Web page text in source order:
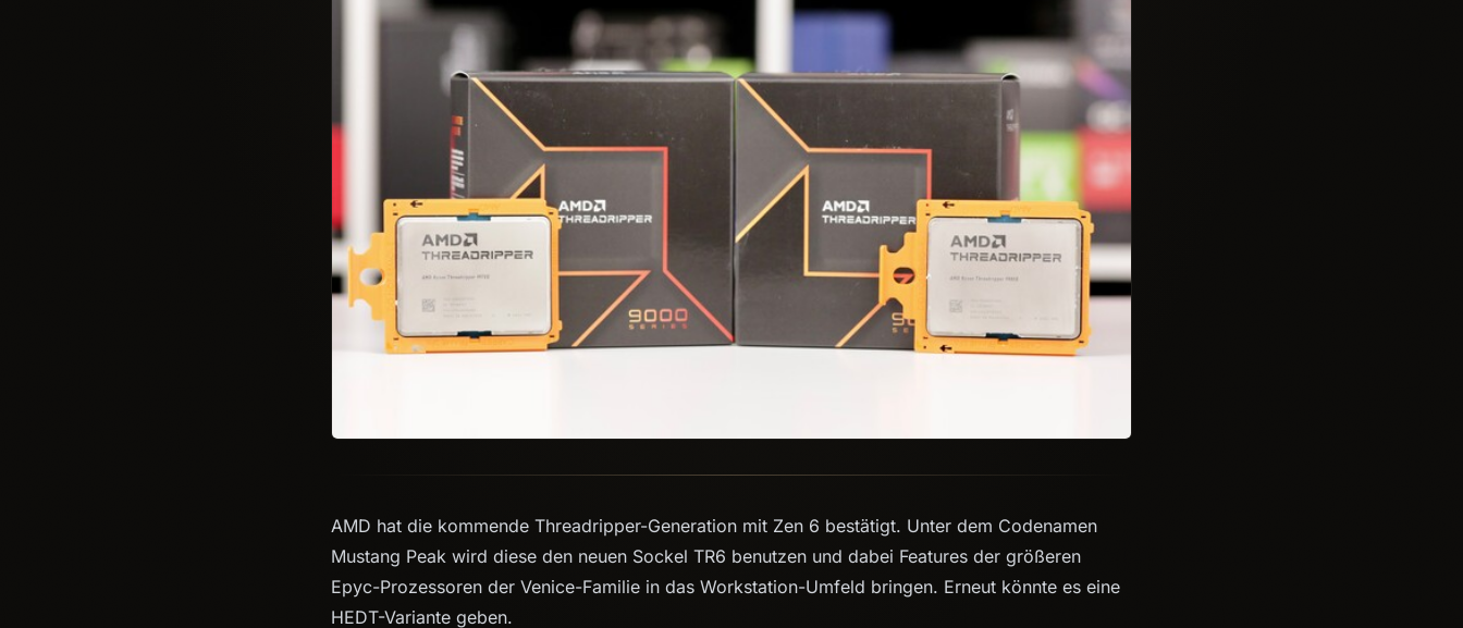
AMD hat die kommende Threadripper-Generation mit Zen 6 bestätigt. Unter dem Codenamen
Mustang Peak wird diese den neuen Sockel TR6 benutzen und dabei Features der größeren
Epyc-Prozessoren der Venice-Familie in das Workstation-Umfeld bringen. Erneut könnte es eine
HEDT-Variante geben.